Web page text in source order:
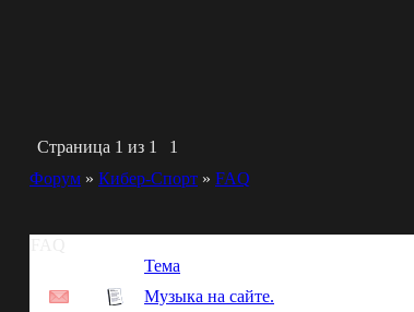
Страница 1 из 1
1
Форум » Кибер-Спорт » FAQ
Тема
Музыка на сайте.